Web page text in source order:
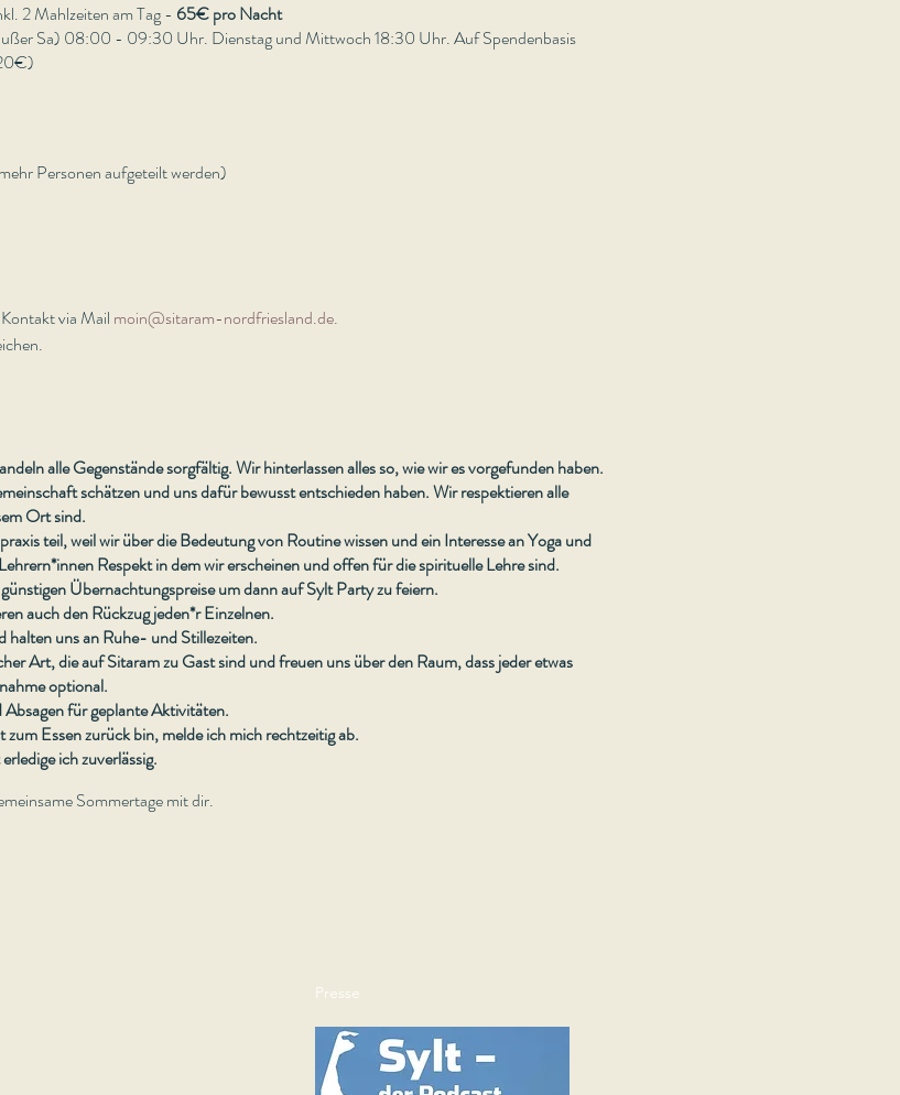
2 Mahlzeiten am Tag - 65€ pro Nacht
Sa) 08:00 - 09:30 Uhr. Dienstag und Mittwoch 18:30 Uhr. Auf Spendenbasis
Personen aufgeteilt werden)
via Mail moin@sitaram-nordfriesland.de.
alle Gegenstände sorgfältig. Wir hinterlassen alles so, wie wir es vorgefunden haben.
schätzen und uns dafür bewusst entschieden haben. Wir respektieren alle
Ort sind.
teil, weil wir über die Bedeutung von Routine wissen und ein Interesse an Yoga und
Respekt in dem wir erscheinen und offen für die spirituelle Lehre sind.
Übernachtungspreise um dann auf Sylt Party zu feiern.
auch den Rückzug jeden*r Einzelnen.
uns an Ruhe- und Stillezeiten.
Art, die auf Sitaram zu Gast sind und freuen uns über den Raum, dass jeder etwas
optional.
für geplante Aktivitäten.
Essen zurück bin, melde ich mich rechtzeitig ab.
ich zuverlässig.
Sommertage mit dir.
Presse